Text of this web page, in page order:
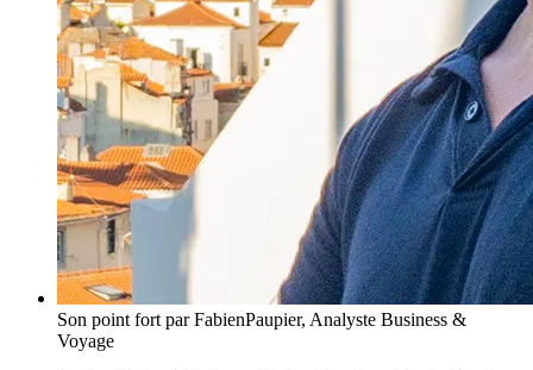
Son point fort par FabienPaupier, Analyste Business &
Voyage